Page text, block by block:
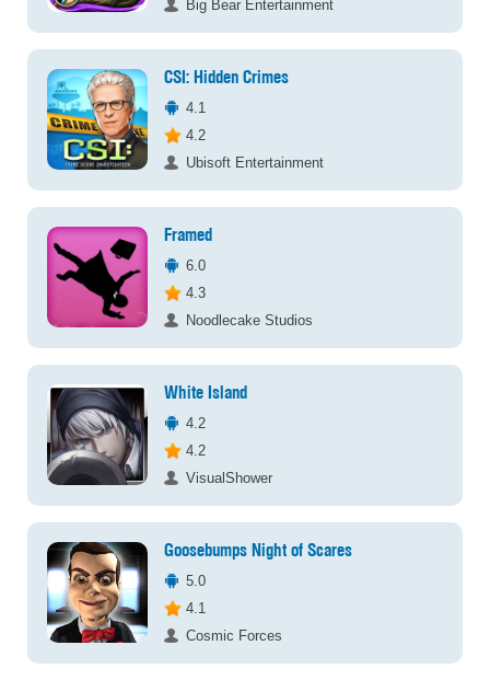
Big Bear Entertainment
CSI: Hidden Crimes
4.1
4.2
Ubisoft Entertainment
Framed
6.0
4.3
Noodlecake Studios
White Island
4.2
4.2
VisualShower
Goosebumps Night of Scares
5.0
4.1
Cosmic Forces